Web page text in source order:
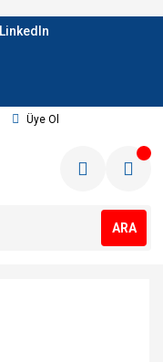
LinkedIn
Üye Ol
ARA